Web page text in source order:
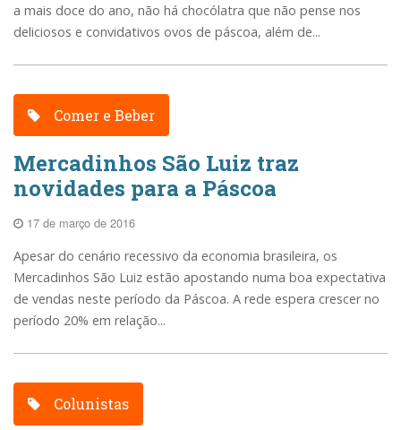
a mais doce do ano, não há chocólatra que não pense nos
deliciosos e convidativos ovos de páscoa, além de...
Comer e Beber
Mercadinhos São Luiz traz
novidades para a Páscoa
17 de março de 2016
Apesar do cenário recessivo da economia brasileira, os
Mercadinhos São Luiz estão apostando numa boa expectativa
de vendas neste período da Páscoa. A rede espera crescer no
período 20% em relação...
Colunistas